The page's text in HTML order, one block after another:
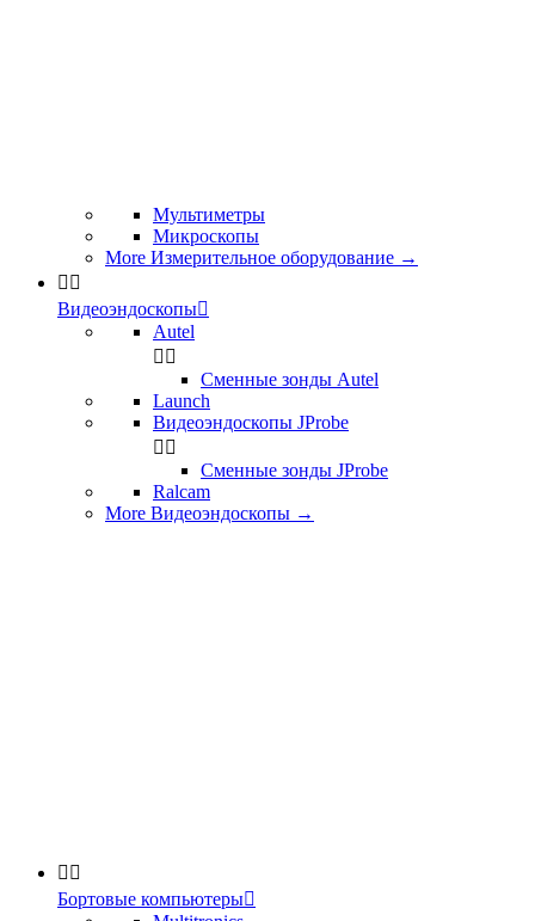
Мультиметры
Микроскопы
More Измерительное оборудование →
 
Видеоэндоскопы
Autel
 
Сменные зонды Autel
Launch
Видеоэндоскопы JProbe
 
Сменные зонды JProbe
Ralcam
More Видеоэндоскопы →
 
Бортовые компьютеры